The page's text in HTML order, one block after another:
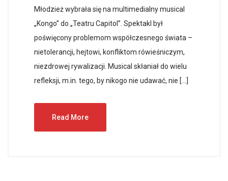
Młodzież wybrała się na multimedialny musical
„Kongo” do „Teatru Capitol”. Spektakl był
poświęcony problemom współczesnego świata –
nietolerancji, hejtowi, konfliktom rówieśniczym,
niezdrowej rywalizacji. Musical skłaniał do wielu
refleksji, m.in. tego, by nikogo nie udawać, nie […]
Read More